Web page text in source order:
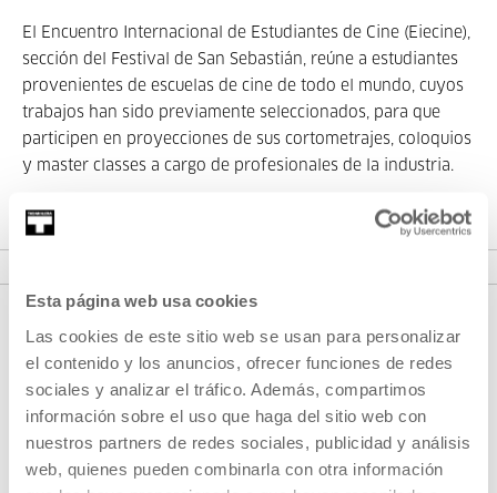
Esta página web usa cookies
Las cookies de este sitio web se usan para personalizar
el contenido y los anuncios, ofrecer funciones de redes
sociales y analizar el tráfico. Además, compartimos
información sobre el uso que haga del sitio web con
nuestros partners de redes sociales, publicidad y análisis
web, quienes pueden combinarla con otra información
El Encuentro Internacional de Estudiantes de Cine (Eiecine),
sección del Festival de San Sebastián, reúne a estudiantes
provenientes de escuelas de cine de todo el mundo, cuyos
trabajos han sido previamente seleccionados, para que
participen en proyecciones de sus cortometrajes, coloquios
y master classes a cargo de profesionales de la industria.